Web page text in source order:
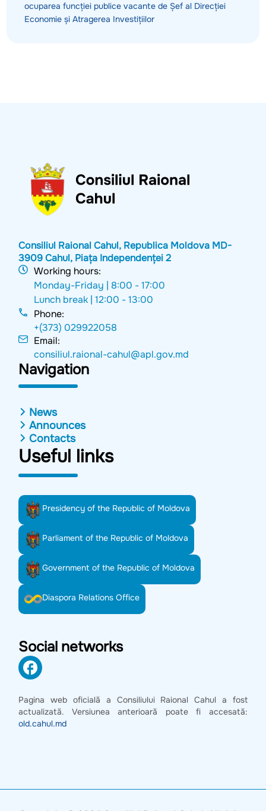
ocuparea funcției publice vacante de Șef al Direcției
Economie și Atragerea Investițiilor
Consiliul Raional Cahul, Republica Moldova MD-
3909 Cahul, Piața Independenței 2
Working hours:
Monday-Friday | 8:00 - 17:00
Lunch break |12:00 - 13:00
Phone:
+(373) 029922058
Email:
consiliul.raional-cahul@apl.gov.md
Navigation
News
Announces
Contacts
Useful links
Presidency of the Republic of Moldova
Parliament of the Republic of Moldova
Government of the Republic of Moldova
Diaspora Relations Office
Social networks
Pagina web oficială a Consiliului Raional Cahul a fost
actualizată. Versiunea anterioară poate fi accesată:
old.cahul.md